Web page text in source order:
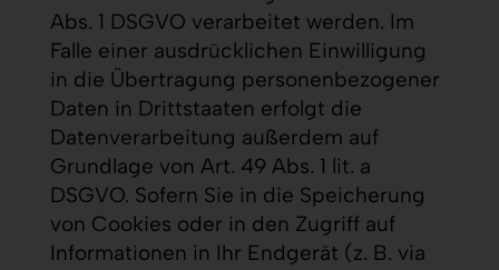
Abs. 1 DSGVO verarbeitet werden. Im
Falle einer ausdrücklichen Einwilligung
in die Übertragung personenbezogener
Daten in Drittstaaten erfolgt die
Datenverarbeitung außerdem auf
Grundlage von Art. 49 Abs. 1 lit. a
DSGVO. Sofern Sie in die Speicherung
von Cookies oder in den Zugriff auf
Informationen in Ihr Endgerät (z. B. via